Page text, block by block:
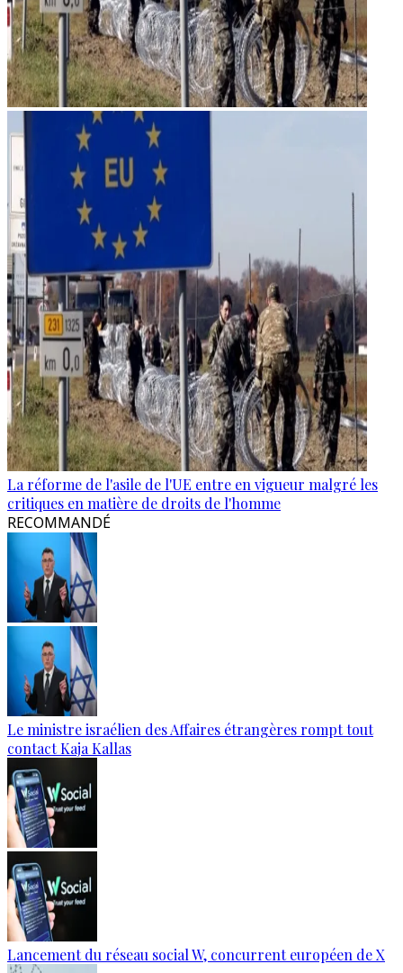
La réforme de l'asile de l'UE entre en vigueur malgré les
critiques en matière de droits de l'homme
RECOMMANDÉ
Le ministre israélien des Affaires étrangères rompt tout
contact Kaja Kallas
Lancement du réseau social W, concurrent européen de X